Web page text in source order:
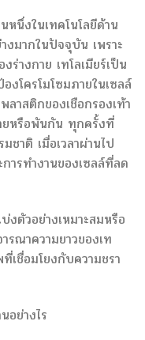
หนึ่งในเทคโนโลยีด้าน
งมากในปัจจุบัน เพราะ
ร่างกาย เทโลเมียร์เป็น
งโครโมโซมภายในเซลล์
าสติกของเชือกรองเท้า
ายหรือพันกัน ทุกครั้งที่
ชาติ เมื่อเวลาผ่านไป
ารทำงานของเซลล์ที่ลด
งตัวอย่างเหมาะสมหรือ
รณาความยาวของเท
เชื่อมโยงกับความชรา
อย่างไร